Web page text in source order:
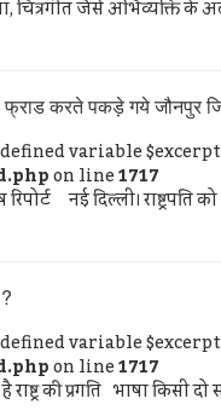
चित्रगीत जैसे अभिव्यक्ति
फ्राड करते पकड़े गये जौनपुर
variable
on line1717
रिपोर्ट नई दिल्ली।
variable
on line1717
की प्रगति भाषा